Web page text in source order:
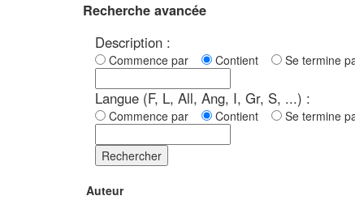
Recherche avancée
Description :
Commence par Contient Se termine
Langue (F, L, All, Ang, I, Gr, S, ...) :
Commence par Contient Se termine
Rechercher
Auteur